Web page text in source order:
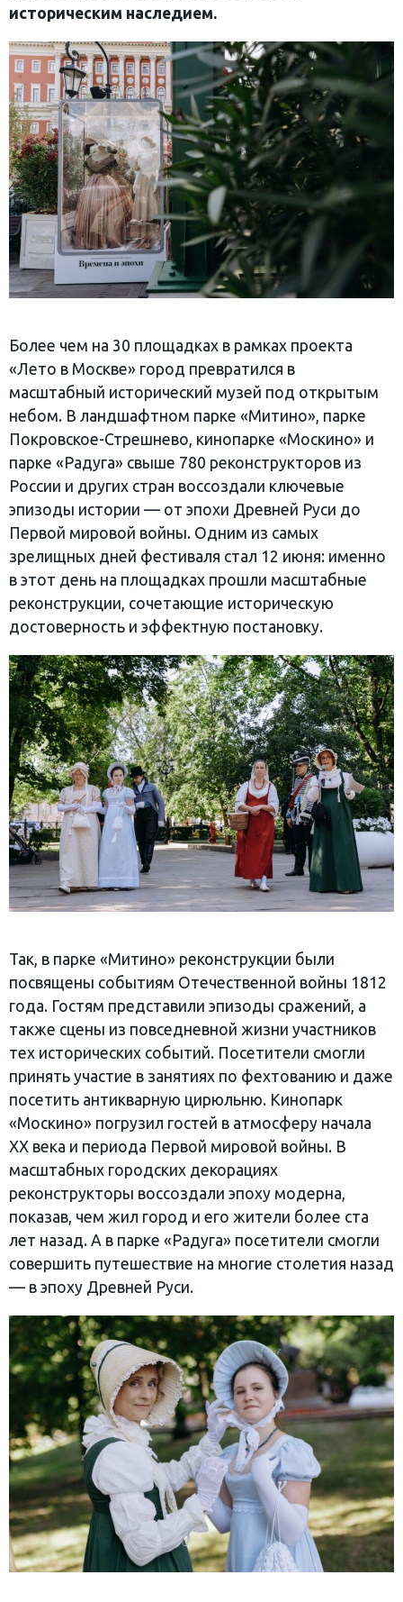
историческим наследием.
Более чем на 30 площадках в рамках проекта
«Лето в Москве» город превратился в
масштабный исторический музей под открытым
небом. В ландшафтном парке «Митино», парке
Покровское-Стрешнево, кинопарке «Москино» и
парке «Радуга» свыше 780 реконструкторов из
России и других стран воссоздали ключевые
эпизоды истории — от эпохи Древней Руси до
Первой мировой войны. Одним из самых
зрелищных дней фестиваля стал 12 июня: именно
в этот день на площадках прошли масштабные
реконструкции, сочетающие историческую
достоверность и эффектную постановку.
Так, в парке «Митино» реконструкции были
посвящены событиям Отечественной войны 1812
года. Гостям представили эпизоды сражений, а
также сцены из повседневной жизни участников
тех исторических событий. Посетители смогли
принять участие в занятиях по фехтованию и даже
посетить антикварную цирюльню. Кинопарк
«Москино» погрузил гостей в атмосферу начала
XX века и периода Первой мировой войны. В
масштабных городских декорациях
реконструкторы воссоздали эпоху модерна,
показав, чем жил город и его жители более ста
лет назад. А в парке «Радуга» посетители смогли
совершить путешествие на многие столетия назад
— в эпоху Древней Руси.